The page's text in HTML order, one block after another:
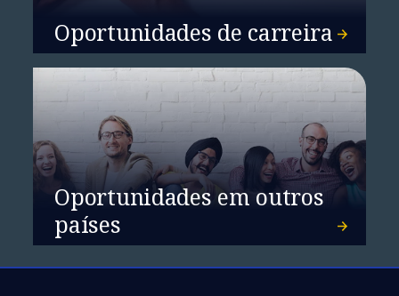
Segurança de terceiros: a chave
para a proteção integral da
organização
Oportunidades de carreira
Oportunidades em outros
países